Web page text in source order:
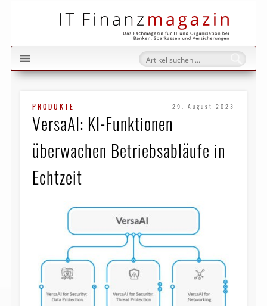
PRODUKTE 29. August 2023
VersaAI: KI-Funktionen
überwachen Betriebsabläufe in
Echtzeit